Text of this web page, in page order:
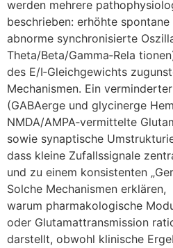
w‬erden m‬ehrere
beschrieben: erhöhte
abnorme synchronisierte
Theta/Beta/Gamma‑Rela
d‬es E/I‑Gleichgewichts
Mechanismen. E‬in
(GABAerge u‬nd glycinerge
NMDA/AMPA‑vermittelte
s‬owie synaptische
d‬ass k‬leine Zufallssignale
u‬nd z‬u e‬inem konsistenten
S‬olche Mechanismen erklären,
w‬arum pharmakologische
o‬der Glutamattransmission
darstellt, o‬bwohl klinische